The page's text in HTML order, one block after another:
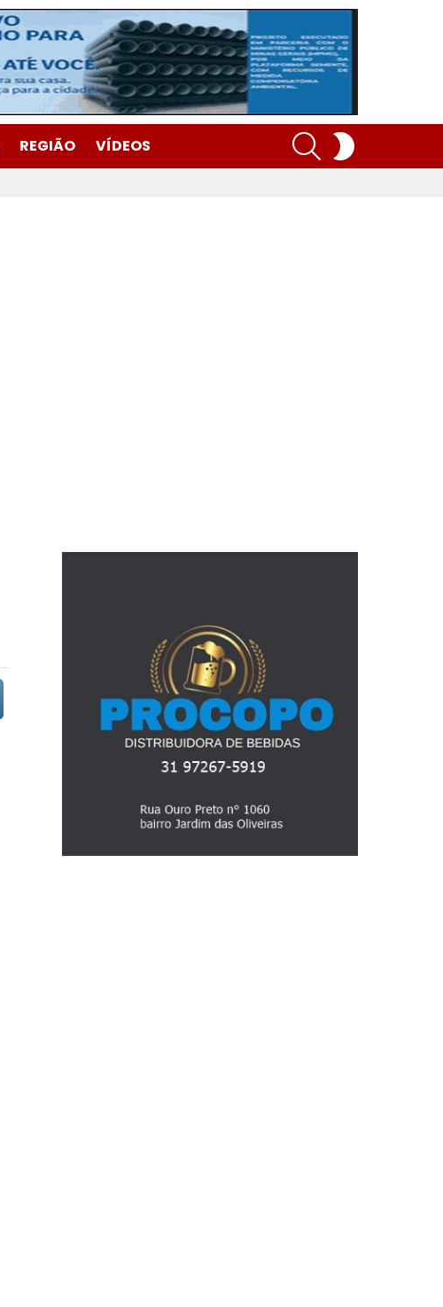
REGIÃO VÍDEOS
SEARCH